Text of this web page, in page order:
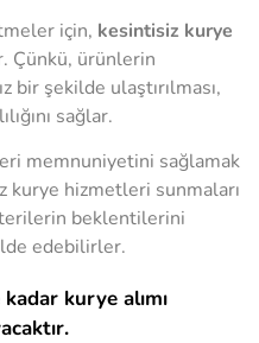
için, kesintisiz kurye
Çünkü, ürünlerin
bir şekilde ulaştırılması,
sağlar.
memnuniyetini sağlamak
kurye hizmetleri sunmaları
beklentilerini
edebilirler.
kurye alımı